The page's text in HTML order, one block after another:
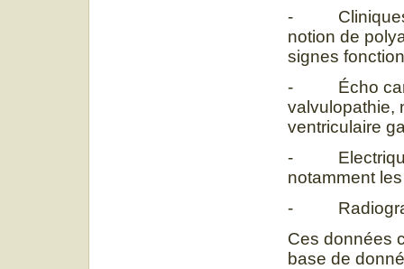
- Cliniques :
notion de
signes
- Écho
valvulopathie,
ventriculaire
- Electriques
notamment
-
Ces données
base de